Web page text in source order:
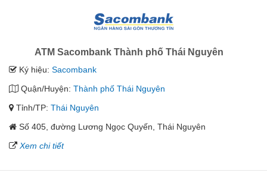
ATM Sacombank Thành phố Thái Nguyên
Ký hiệu: Sacombank
Quận/Huyện: Thành phố Thái Nguyên
Tỉnh/TP: Thái Nguyên
Số 405, đường Lương Ngọc Quyến, Thái Nguyên
Xem chi tiết